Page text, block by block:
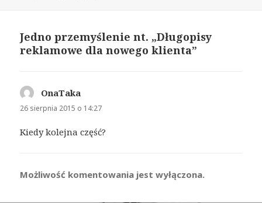
Jedno przemyślenie nt. „Długopisy
reklamowe dla nowego klienta”
OnaTaka
26 sierpnia 2015 o 14:27
Kiedy kolejna część?
Możliwość komentowania jest wyłączona.